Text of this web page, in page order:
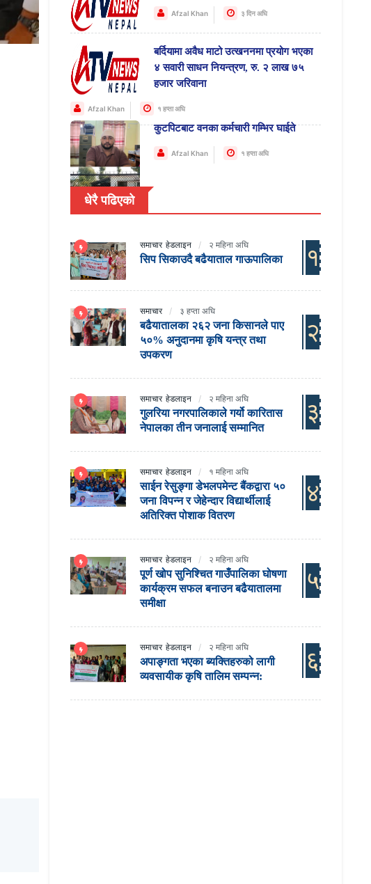
Afzal Khan ३ दिन अघि
बर्दियामा अवैध माटो उत्खननमा प्रयोग भएका
४ सवारी साधन नियन्त्रण, रु. २ लाख ७५
हजार जरिवाना
Afzal Khan १ हप्ता अघि
कुटपिटबाट वनका कर्मचारी गम्भिर घाईते
Afzal Khan १ हप्ता अघि
धेरै पढिएको
समाचार हेडलाइन २ महिना अघि
सिप सिकाउदै बढैयाताल गाऊपालिका १
समाचार ३ हप्ता अघि
बढैयातालका २६२ जना किसानले पाए
५०% अनुदानमा कृषि यन्त्र तथा
उपकरण
२
समाचार हेडलाइन २ महिना अघि
गुलरिया नगरपालिकाले गर्यो कारितास
नेपालका तीन जनालाई सम्मानित
३
समाचार हेडलाइन १ महिना अघि
साईन रेसुङ्गा डेभलपमेन्ट बैंकद्वारा ५०
जना विपन्न र जेहेन्दार विद्यार्थीलाई
अतिरिक्त पोशाक वितरण
४
समाचार हेडलाइन २ महिना अघि
पूर्ण खोप सुनिश्चित गाउँपालिका घोषणा
कार्यक्रम सफल बनाउन बढैयातालमा
समीक्षा
५
समाचार हेडलाइन २ महिना अघि
अपाङ्गता भएका ब्यक्तिहरुको लागी
व्यवसायीक कृषि तालिम सम्पन्न:
६